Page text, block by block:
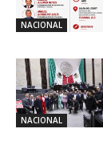
NACIONAL
NACIONAL